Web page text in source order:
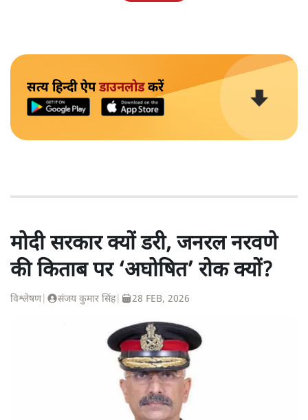
सत्य हिन्दी ऐपडाउनलोडकरें
मोदी सरकार क्यों डरी, जनरल नरवणे
की किताब पर ‘अघोषित’ रोक क्यों?
विश्लेषण| संजय कुमार सिंह| 28 FEB, 2026